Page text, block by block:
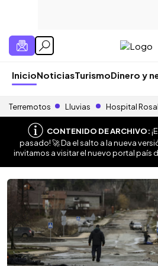
InicioNoticiasTurismoDinero y
Terremotos Lluvias Hospital
CONTENIDO DE ARCHIVO:
pasado! 🚀 Da el salto a la nueva
invitamos a visitar el nuevo portal país